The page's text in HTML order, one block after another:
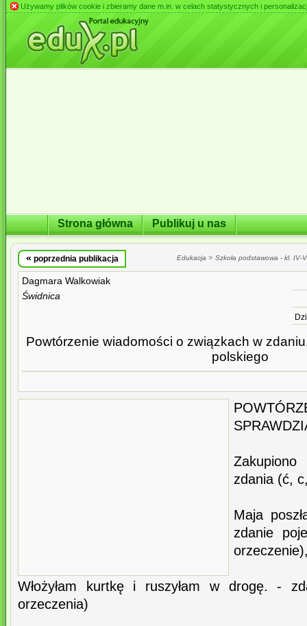
Używamy plików cookie i zbieramy dane m.in. w celach statystycznych i
Strona główna Publikuj u nas
« poprzednia publikacja Edukacja » Szkoła podstawowa - kl. IV-
Dagmara Walkowiak
Świdnica
Powtórzenie wiadomości o związkach w
polskiego
zdania (ć,
Maja
zdanie
Włożyłam kurtkę i ruszyłam w drogę. -
orzeczenia)